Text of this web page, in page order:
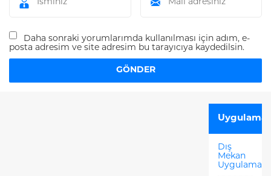
Daha sonraki yorumlarımda kullanılması için adım, e-
posta adresim ve site adresim bu tarayıcıya kaydedilsin.
Dış
Mekan